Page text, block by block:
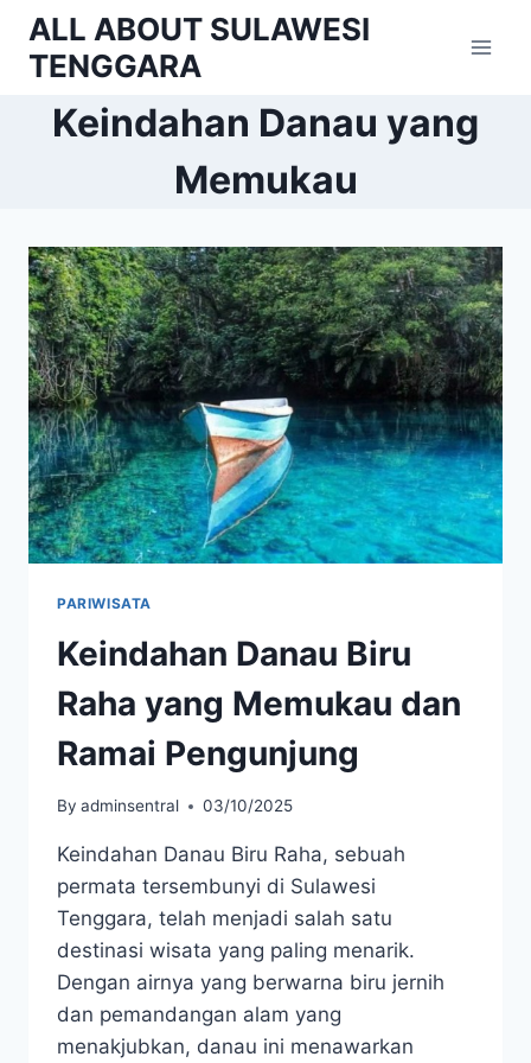
Skip
content
ALL ABOUT SULAWESI
TENGGARA
Keindahan Danau yang
Memukau
PARIWISATA
Keindahan Danau Biru
Raha yang Memukau dan
Ramai Pengunjung
By adminsentral 03/10/2025
Keindahan Danau Biru Raha, sebuah
permata tersembunyi di Sulawesi
Tenggara, telah menjadi salah satu
destinasi wisata yang paling menarik.
Dengan airnya yang berwarna biru jernih
dan pemandangan alam yang
menakjubkan, danau ini menawarkan